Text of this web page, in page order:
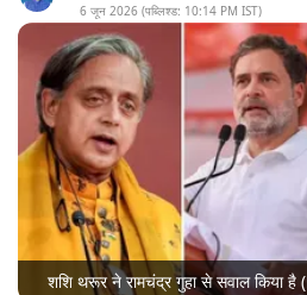
6 जून 2026 (पब्लिश्ड: 10:14 PM IST)
शशि थरूर ने रामचंद्र गुहा से सवाल किया